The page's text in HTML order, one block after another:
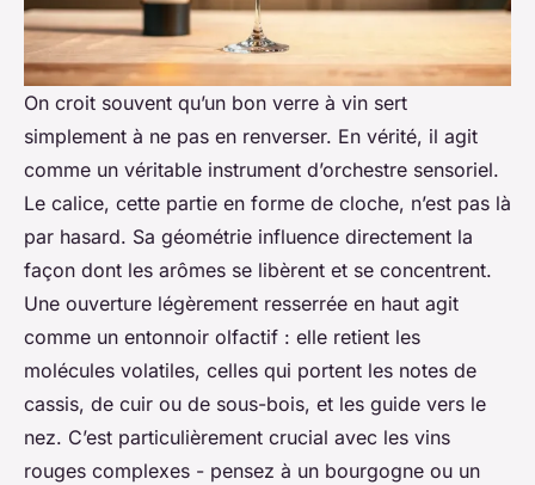
On croit souvent qu’un bon verre à vin sert
simplement à ne pas en renverser. En vérité, il agit
comme un véritable instrument d’orchestre sensoriel.
Le calice, cette partie en forme de cloche, n’est pas là
par hasard. Sa géométrie influence directement la
façon dont les arômes se libèrent et se concentrent.
Une ouverture légèrement resserrée en haut agit
comme un entonnoir olfactif : elle retient les
molécules volatiles, celles qui portent les notes de
cassis, de cuir ou de sous-bois, et les guide vers le
nez. C’est particulièrement crucial avec les vins
rouges complexes - pensez à un bourgogne ou un